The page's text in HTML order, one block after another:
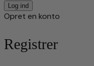
Opret en konto
Registrer